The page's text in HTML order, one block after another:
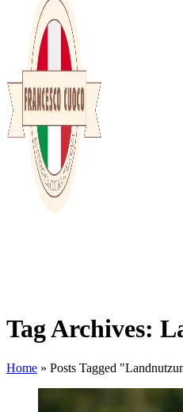
Tag Archives:
Home » Posts Tagged